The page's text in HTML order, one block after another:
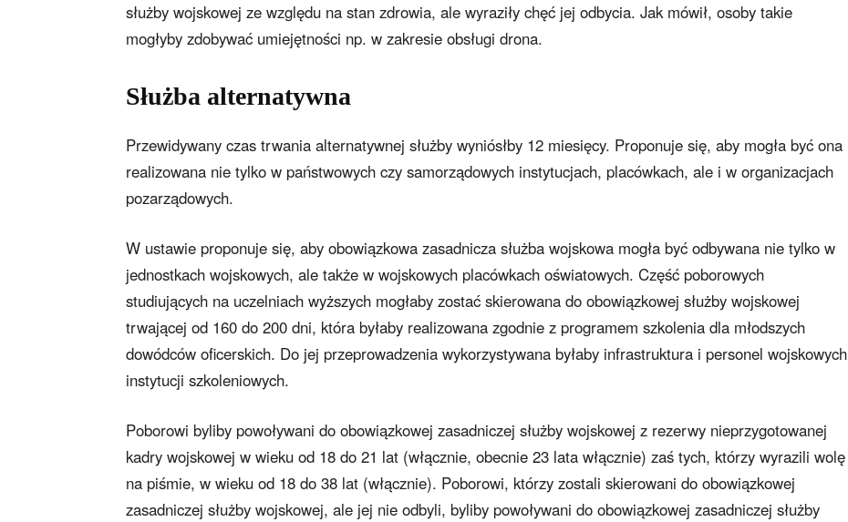
służby wojskowej ze względu na stan zdrowia, ale wyraziły chęć jej odbycia. Jak mówił, osoby takie
mogłyby zdobywać umiejętności np. w zakresie obsługi drona.
Służba alternatywna
Przewidywany czas trwania alternatywnej służby wyniósłby 12 miesięcy. Proponuje się, aby mogła być ona
realizowana nie tylko w państwowych czy samorządowych instytucjach, placówkach, ale i w organizacjach
pozarządowych.
W ustawie proponuje się, aby obowiązkowa zasadnicza służba wojskowa mogła być odbywana nie tylko w
jednostkach wojskowych, ale także w wojskowych placówkach oświatowych. Część poborowych
studiujących na uczelniach wyższych mogłaby zostać skierowana do obowiązkowej służby wojskowej
trwającej od 160 do 200 dni, która byłaby realizowana zgodnie z programem szkolenia dla młodszych
dowódców oficerskich. Do jej przeprowadzenia wykorzystywana byłaby infrastruktura i personel wojskowych
instytucji szkoleniowych.
Poborowi byliby powoływani do obowiązkowej zasadniczej służby wojskowej z rezerwy nieprzygotowanej
kadry wojskowej w wieku od 18 do 21 lat (włącznie, obecnie 23 lata włącznie) zaś tych, którzy wyrazili wolę
na piśmie, w wieku od 18 do 38 lat (włącznie). Poborowi, którzy zostali skierowani do obowiązkowej
zasadniczej służby wojskowej, ale jej nie odbyli, byliby powoływani do obowiązkowej zasadniczej służby